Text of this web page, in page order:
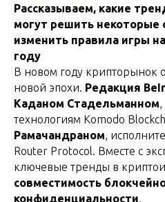
Рассказываем, какие
могут решить
изменить правила игры
году
В новом году крипторынок
новой эпохи. Редакция
Каданом Стадельманном
технологиям Komodo
Рамачандраном,
Router Protocol. Вместе с
ключевые тренды в
совместимость
конфиденциальности.